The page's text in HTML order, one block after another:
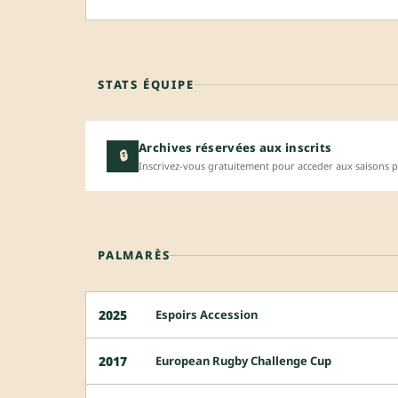
STATS ÉQUIPE
🔒 Archives réservées aux inscrits
Inscrivez-vous gratuitement pour acceder aux saisons
PALMARÈS
2025 Espoirs Accession
2017 European Rugby Challenge Cup